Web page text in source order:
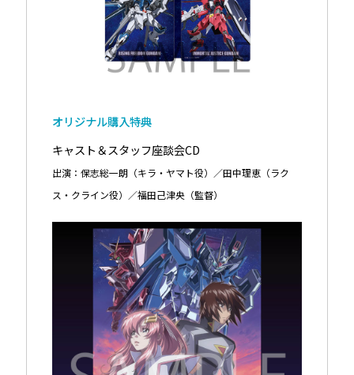
オリジナル購入特典
キャスト＆スタッフ座談会CD
出演：保志総一朗（キラ・ヤマト役）／田中理恵（ラク
ス・クライン役）／福田己津央（監督）